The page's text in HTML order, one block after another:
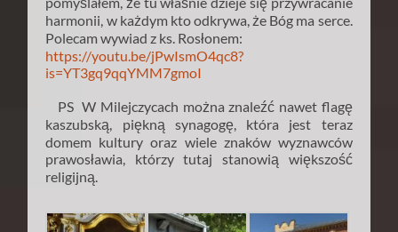
harmonii, w każdym kto odkrywa, że Bóg ma serce.
Polecam wywiad z ks. Rosłonem:
https://youtu.be/jPwIsmO4qc8?
is=YT3gq9qqYMM7gmoI
PS W Milejczycach można znaleźć nawet flagę
kaszubską, piękną synagogę, która jest teraz
domem kultury oraz wiele znaków wyznawców
prawosławia, którzy tutaj stanowią większość
religijną.